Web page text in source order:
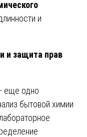
и
и защита прав
еще одно
бытовой химии